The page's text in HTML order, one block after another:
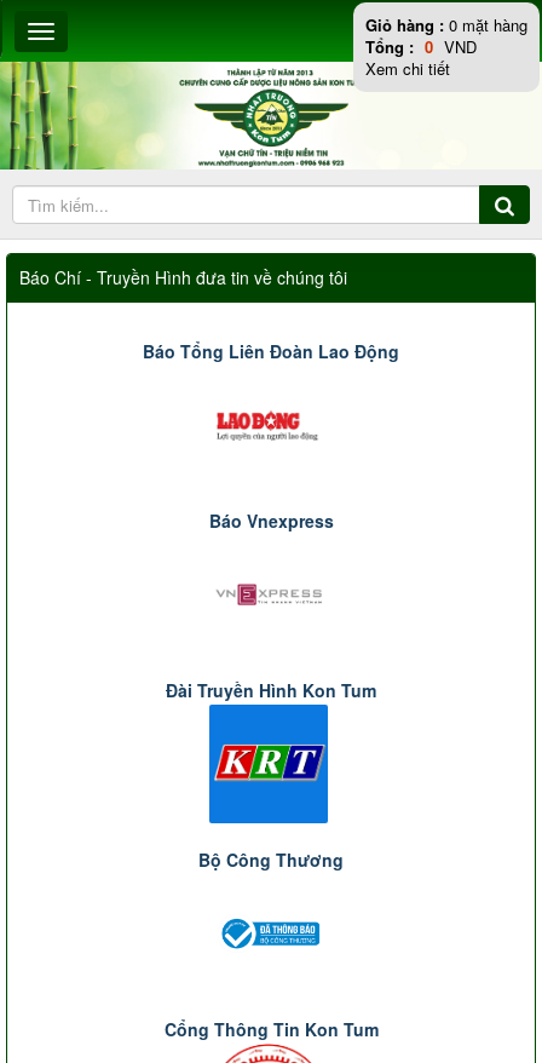
Báo Chí - Truyền Hình đưa tin về chúng tôi
Báo Tổng Liên Đoàn Lao Động
Báo Vnexpress
Đài Truyền Hình Kon Tum
Bộ Công Thương
Cổng Thông Tin Kon Tum
Giỏ hàng : 0 mặt hàng
Tổng : 0 VND
Xem chi tiết